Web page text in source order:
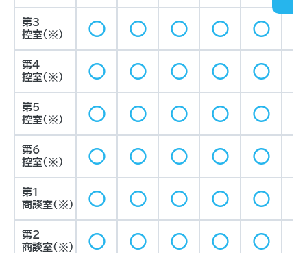
第3
控室（※）
第4
控室（※）
第5
控室（※）
第6
控室（※）
第1
商談室（※）
第2
商談室（※）
○ ○ ○ ○ ○
○ ○ ○ ○ ○
○ ○ ○ ○ ○
○ ○ ○ ○ ○
○ ○ ○ ○ ○
○ ○ ○ ○ ○